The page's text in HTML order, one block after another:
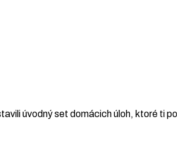
úvodný set domácich úloh, ktoré ti